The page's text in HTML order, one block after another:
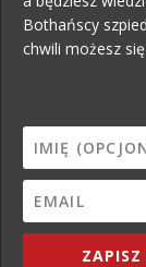
Bothańscy
chwili możesz